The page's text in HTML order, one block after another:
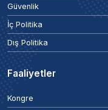
Güvenlik
İç Politika
Dış Politika
Faaliyetler
Kongre